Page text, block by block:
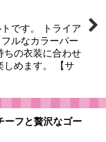
です。 トライア
ルなカラーパー
ちの衣装に合わせ
しめます。 【サ
ーフと贅沢なゴー